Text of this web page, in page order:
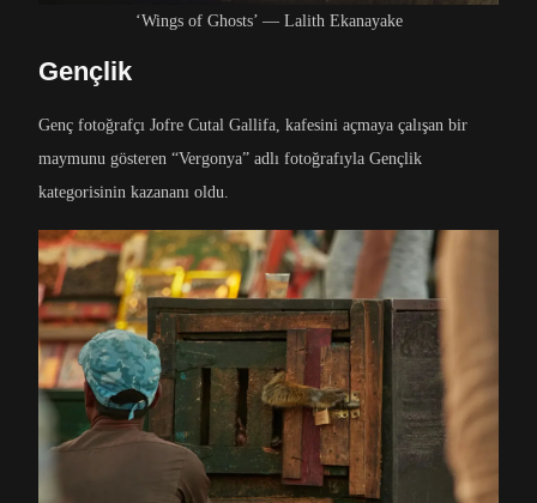
‘Wings of Ghosts’ — Lalith Ekanayake
Gençlik
Genç fotoğrafçı Jofre Cutal Gallifa, kafesini açmaya çalışan bir
maymunu gösteren “Vergonya” adlı fotoğrafıyla Gençlik
kategorisinin kazananı oldu.